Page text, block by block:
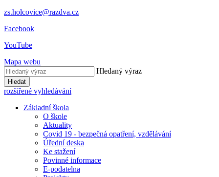
zs.holcovice@razdva.cz
Facebook
YouTube
Mapa webu
Hledaný výraz
Hledat
rozšířené vyhledávání
Základní škola
O škole
Aktuality
Covid 19 - bezpečná opatření, vzdělávání
Úřední deska
Ke stažení
Povinné informace
E-podatelna